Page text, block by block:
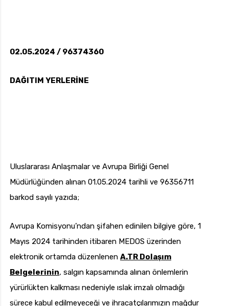
02.05.2024 / 96374360
DAĞITIM YERLERİNE
Uluslararası Anlaşmalar ve Avrupa Birliği Genel
Müdürlüğünden alınan 01.05.2024 tarihli ve 96356711
barkod sayılı yazıda;
Avrupa Komisyonu’ndan şifahen edinilen bilgiye göre, 1
Mayıs 2024 tarihinden itibaren MEDOS üzerinden
elektronik ortamda düzenlenen A.TR Dolaşım
Belgelerinin, salgın kapsamında alınan önlemlerin
yürürlükten kalkması nedeniyle ıslak imzalı olmadığı
sürece kabul edilmeyeceği ve ihracatçılarımızın mağdur